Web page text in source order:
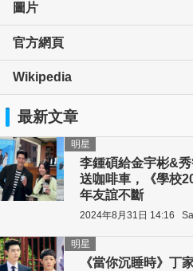
圖片
官方網頁
Wikipedia
最新文章
李鍾碩給金宇彬&秀
送咖啡車，《學校
年友誼不斷
明星
2024年8月31日 14:16
《當你沉睡時》丁
明星